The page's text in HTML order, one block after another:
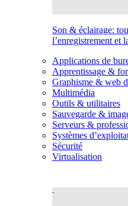
Son & éclairage:
l’enregistrement et
Applications de
Apprentissage &
Graphisme & web
Multimédia
Outils & utilitaires
Sauvegarde &
Serveurs &
Systèmes
Sécurité
Virtualisation